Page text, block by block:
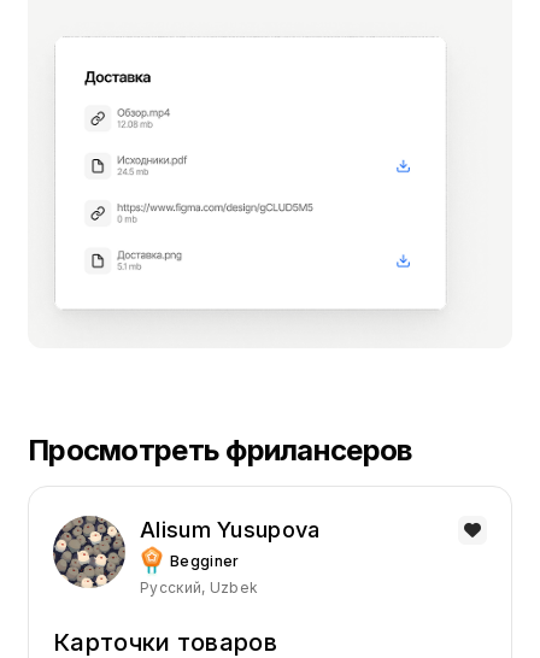
Просмотреть фрилансеров
Alisum Yusupova
Begginer
Русский, Uzbek
Карточки товаров